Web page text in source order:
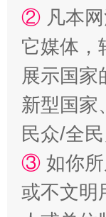
漫山遍野的桃
② 凡本
它媒体，
展示国家
新型国家
民众/全
③ 如你
或不文明